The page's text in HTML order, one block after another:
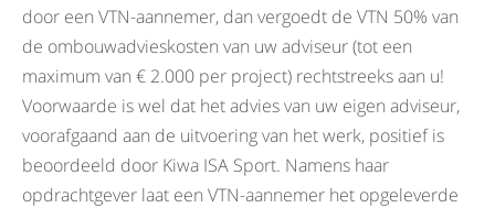
door een VTN-aannemer, dan vergoedt de VTN 50% van
de ombouwadvieskosten van uw adviseur (tot een
maximum van € 2.000 per project) rechtstreeks aan u!
Voorwaarde is wel dat het advies van uw eigen adviseur,
voorafgaand aan de uitvoering van het werk, positief is
beoordeeld door Kiwa ISA Sport. Namens haar
opdrachtgever laat een VTN-aannemer het opgeleverde